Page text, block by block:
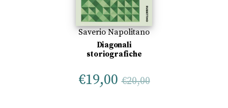
Saverio Napolitano
Diagonali
storiografiche
€19,00 €20,00